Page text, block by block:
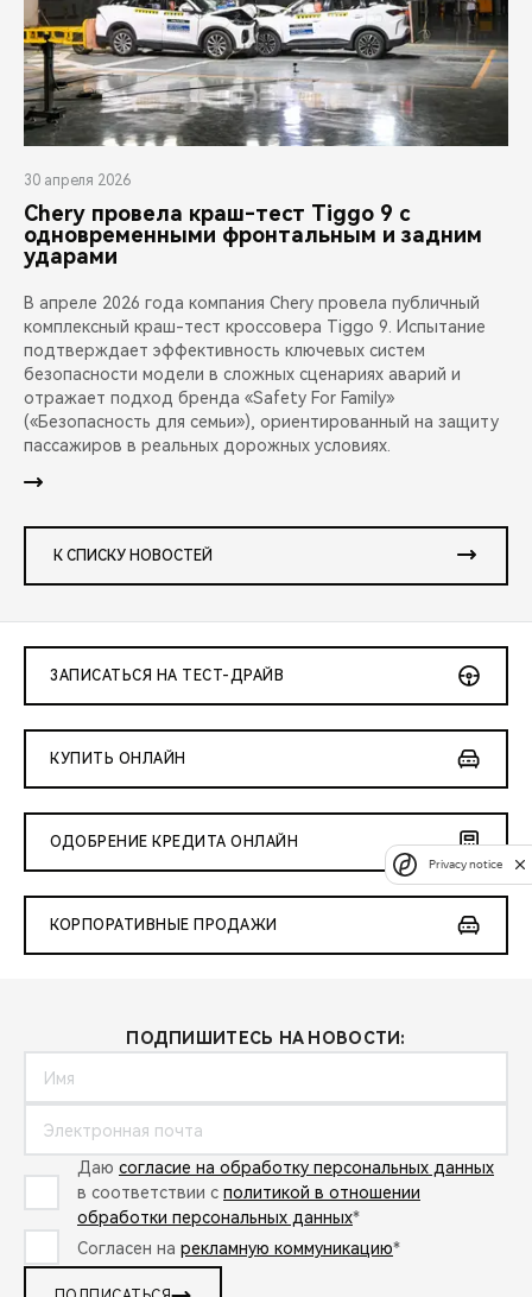
30 апреля 2026
Chery провела краш-тест Tiggo 9 с
одновременными фронтальным и задним
ударами
В апреле 2026 года компания Chery провела публичный
комплексный краш-тест кроссовера Tiggo 9. Испытание
подтверждает эффективность ключевых систем
безопасности модели в сложных сценариях аварий и
отражает подход бренда «Safety For Family»
(«Безопасность для семьи»), ориентированный на защиту
пассажиров в реальных дорожных условиях.
К СПИСКУ НОВОСТЕЙ
ЗАПИСАТЬСЯ НА ТЕСТ-ДРАЙВ
КУПИТЬ ОНЛАЙН
ОДОБРЕНИЕ КРЕДИТА ОНЛАЙН
КОРПОРАТИВНЫЕ ПРОДАЖИ
ПОДПИШИТЕСЬ НА НОВОСТИ:
Даю согласие на обработку персональных данных
в соответствии с политикой в отношении
обработки персональных данных*
Согласен на рекламную коммуникацию*
Privacy notice